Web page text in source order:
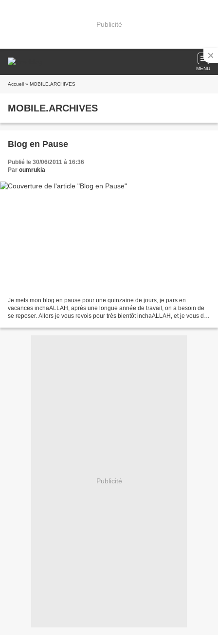
Publicité
MENU
Accueil » MOBILE.ARCHIVES
MOBILE.ARCHIVES
Blog en Pause
Publié le 30/06/2011 à 16:36
Par oumrukia
Je mets mon blog en pause pour une quinzaine de jours, je pars en
vacances inchaALLAH, après une longue année de travail, on a besoin de
se reposer. Allors je vous revois pour très bientôt inchaALLAH, et je vous dis
Publicité